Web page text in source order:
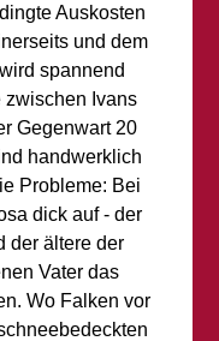
Auskosten
und dem
spannend
zwischen Ivans
Gegenwart 20
handwerklich
Probleme: Bei
dick auf - der
der ältere der
Vater das
Wo Falken vor